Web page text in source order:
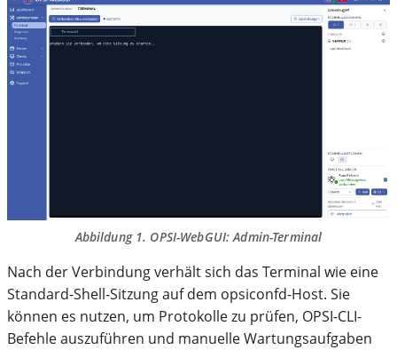
Abbildung 1. OPSI-WebGUI: Admin-Terminal
Nach der Verbindung verhält sich das Terminal wie eine
Standard-Shell-Sitzung auf dem opsiconfd-Host. Sie
können es nutzen, um Protokolle zu prüfen, OPSI-CLI-
Befehle auszuführen und manuelle Wartungsaufgaben